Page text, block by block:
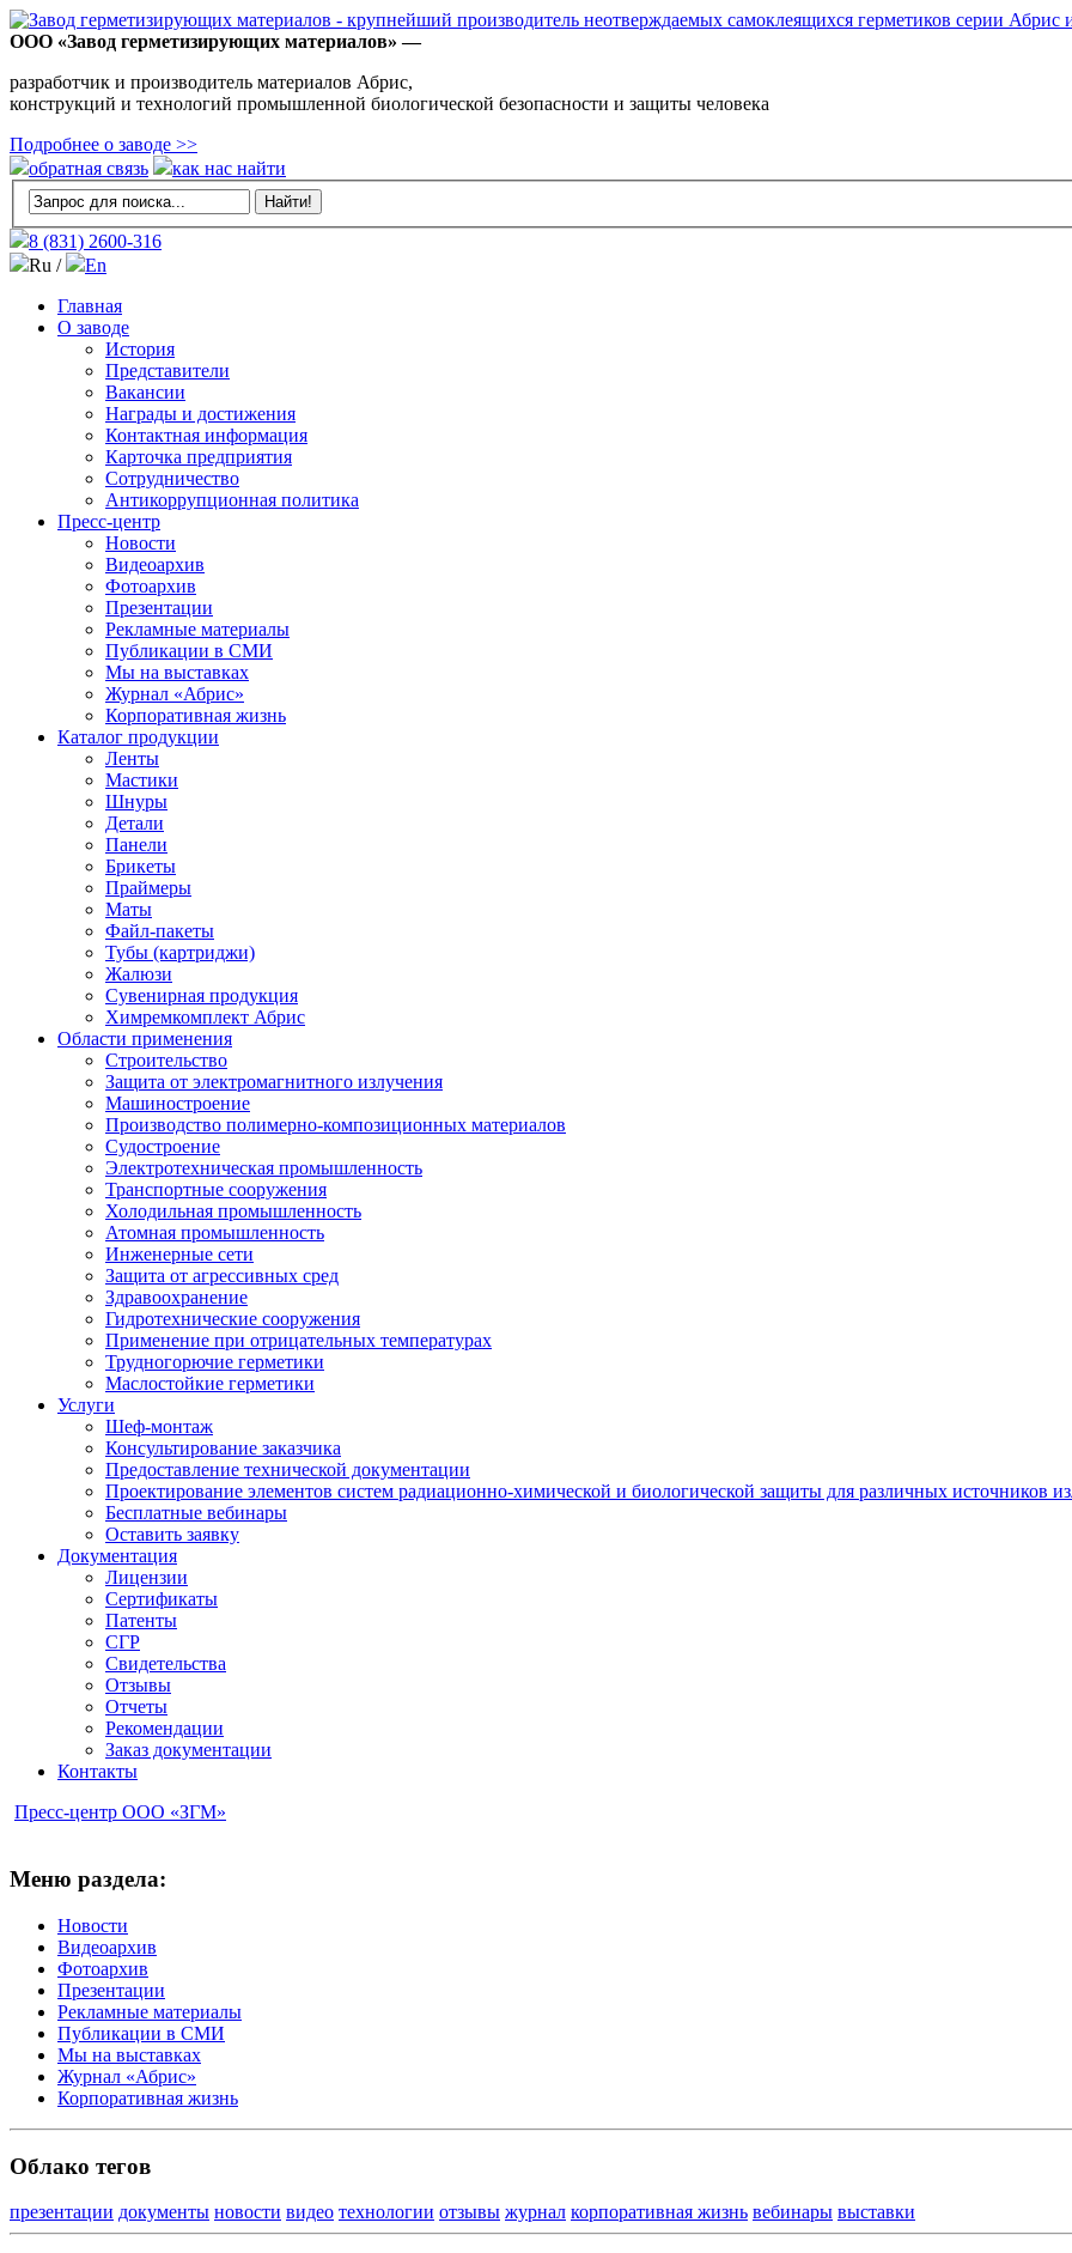
ООО «Завод герметизирующих материалов» —
разработчик и производитель материалов Абрис,
конструкций и технологий промышленной биологической безопасности и защиты человека
Подробнее о заводе >>
обратная связь
как нас найти
8 (831) 2600-316
Ru /
En
Главная
О заводе
История
Представители
Вакансии
Награды и достижения
Контактная информация
Карточка предприятия
Сотрудничество
Антикоррупционная политика
Пресс-центр
Новости
Видеоархив
Фотоархив
Презентации
Рекламные материалы
Публикации в СМИ
Мы на выставках
Журнал «Абрис»
Корпоративная жизнь
Каталог продукции
Ленты
Мастики
Шнуры
Детали
Панели
Брикеты
Праймеры
Маты
Файл-пакеты
Тубы (картриджи)
Жалюзи
Сувенирная продукция
Химремкомплект Абрис
Области применения
Строительство
Защита от электромагнитного излучения
Машиностроение
Производство полимерно-композиционных материалов
Судостроение
Электротехническая промышленность
Транспортные сооружения
Холодильная промышленность
Атомная промышленность
Инженерные сети
Защита от агрессивных сред
Здравоохранение
Гидротехнические сооружения
Применение при отрицательных температурах
Трудногорючие герметики
Маслостойкие герметики
Услуги
Шеф-монтаж
Консультирование заказчика
Предоставление технической документации
Проектирование элементов систем радиационно-химической и биологической защиты для различных источников
Бесплатные вебинары
Оставить заявку
Документация
Лицензии
Сертификаты
Патенты
СГР
Свидетельства
Отзывы
Отчеты
Рекомендации
Заказ документации
Контакты
Пресс-центр ООО «ЗГМ»
Меню раздела:
Новости
Видеоархив
Фотоархив
Презентации
Рекламные материалы
Публикации в СМИ
Мы на выставках
Журнал «Абрис»
Корпоративная жизнь
Облако тегов
презентации документы новости видео технологии отзывы журнал корпоративная жизнь вебинары выставки